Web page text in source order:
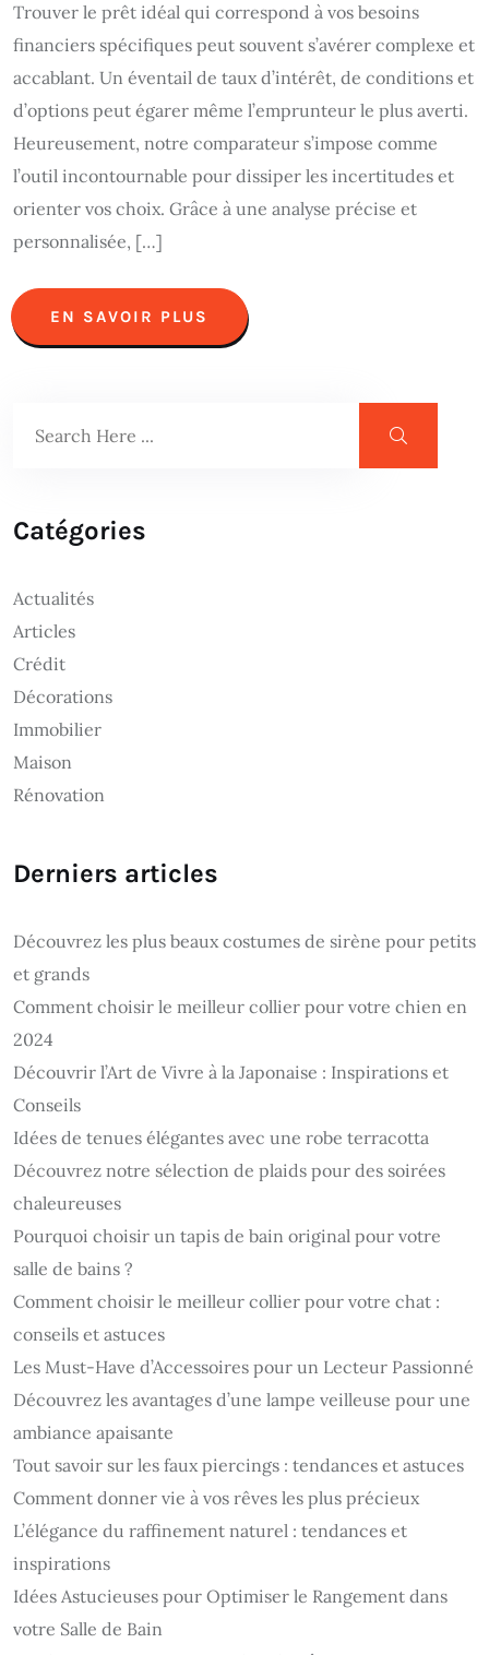
Trouver le prêt idéal qui correspond à vos besoins
financiers spécifiques peut souvent s’avérer complexe et
accablant. Un éventail de taux d’intérêt, de conditions et
d’options peut égarer même l’emprunteur le plus averti.
Heureusement, notre comparateur s’impose comme
l’outil incontournable pour dissiper les incertitudes et
orienter vos choix. Grâce à une analyse précise et
personnalisée, […]
EN SAVOIR PLUS
Catégories
Actualités
Articles
Crédit
Décorations
Immobilier
Maison
Rénovation
Derniers articles
Découvrez les plus beaux costumes de sirène pour petits
et grands
Comment choisir le meilleur collier pour votre chien en
2024
Découvrir l’Art de Vivre à la Japonaise : Inspirations et
Conseils
Idées de tenues élégantes avec une robe terracotta
Découvrez notre sélection de plaids pour des soirées
chaleureuses
Pourquoi choisir un tapis de bain original pour votre
salle de bains ?
Comment choisir le meilleur collier pour votre chat :
conseils et astuces
Les Must-Have d’Accessoires pour un Lecteur Passionné
Découvrez les avantages d’une lampe veilleuse pour une
ambiance apaisante
Tout savoir sur les faux piercings : tendances et astuces
Comment donner vie à vos rêves les plus précieux
L’élégance du raffinement naturel : tendances et
inspirations
Idées Astucieuses pour Optimiser le Rangement dans
votre Salle de Bain